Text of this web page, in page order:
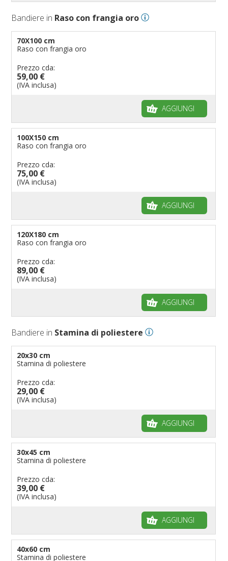
Bandiere in Raso con frangia oro
70X100 cm
Raso con frangia oro
Prezzo cda:
59,00 €
(IVA inclusa)
AGGIUNGI
100X150 cm
Raso con frangia oro
Prezzo cda:
75,00 €
(IVA inclusa)
AGGIUNGI
120X180 cm
Raso con frangia oro
Prezzo cda:
89,00 €
(IVA inclusa)
AGGIUNGI
Bandiere in Stamina di poliestere
20x30 cm
Stamina di poliestere
Prezzo cda:
29,00 €
(IVA inclusa)
AGGIUNGI
30x45 cm
Stamina di poliestere
Prezzo cda:
39,00 €
(IVA inclusa)
AGGIUNGI
40x60 cm
Stamina di poliestere